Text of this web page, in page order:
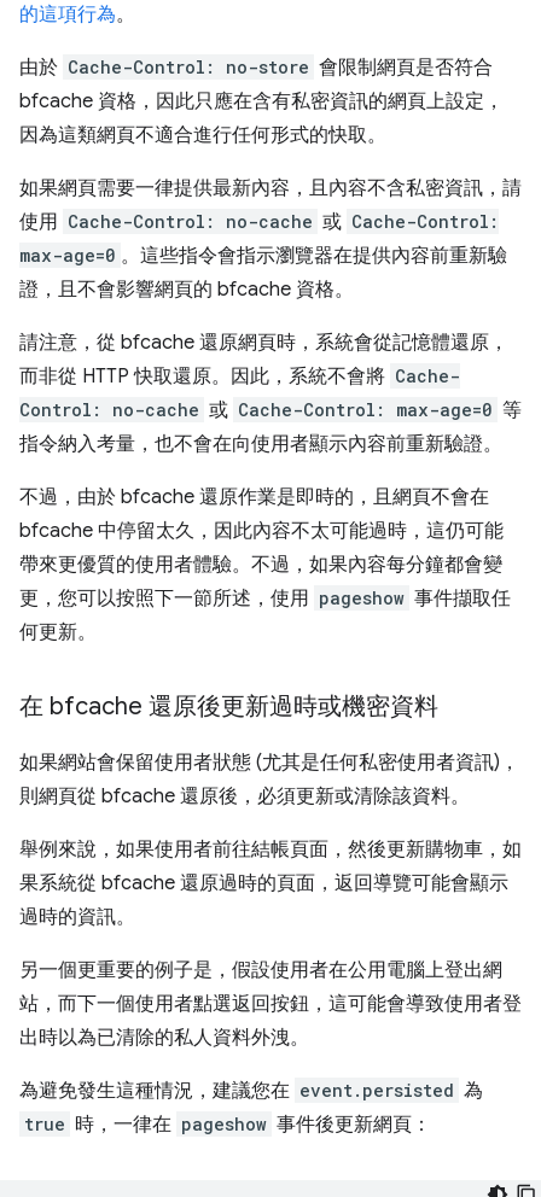
的這項行為。
由於 Cache-Control: no-store 會限制網頁是否符合
bfcache 資格，因此只應在含有私密資訊的網頁上設定，
因為這類網頁不適合進行任何形式的快取。
如果網頁需要一律提供最新內容，且內容不含私密資訊，請
使用 Cache-Control: no-cache 或 Cache-Control:
max-age=0 。這些指令會指示瀏覽器在提供內容前重新驗
證，且不會影響網頁的 bfcache 資格。
請注意，從 bfcache 還原網頁時，系統會從記憶體還原，
而非從 HTTP 快取還原。因此，系統不會將 Cache-
Control: no-cache 或 Cache-Control: max-age=0 等
指令納入考量，也不會在向使用者顯示內容前重新驗證。
不過，由於 bfcache 還原作業是即時的，且網頁不會在
bfcache 中停留太久，因此內容不太可能過時，這仍可能
帶來更優質的使用者體驗。不過，如果內容每分鐘都會變
更，您可以按照下一節所述，使用 pageshow 事件擷取任
何更新。
在 bfcache 還原後更新過時或機密資料
如果網站會保留使用者狀態 (尤其是任何私密使用者資訊)，
則網頁從 bfcache 還原後，必須更新或清除該資料。
舉例來說，如果使用者前往結帳頁面，然後更新購物車，如
果系統從 bfcache 還原過時的頁面，返回導覽可能會顯示
過時的資訊。
另一個更重要的例子是，假設使用者在公用電腦上登出網
站，而下一個使用者點選返回按鈕，這可能會導致使用者登
出時以為已清除的私人資料外洩。
為避免發生這種情況，建議您在 event.persisted 為
true 時，一律在 pageshow 事件後更新網頁：